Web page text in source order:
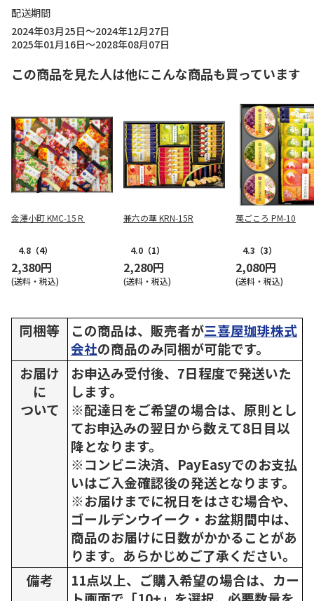
配送期間
2024年03月25日～2024年12月27日
2025年01月16日～2028年08月07日
この商品を見た人は他にこんな商品も買っています
金澤小町 KMC-15Ｒ
4.8 （4）
2,380円
(送料・税込)
兼六の華 KRN-15R
4.0 （1）
2,280円
(送料・税込)
菓ごころ PM-10
4.3 （3）
2,080円
(送料・税込)
同梱等 この商品は、販売者が三喜屋珈琲株式
会社の商品のみ同梱が可能です。
お届け
に
ついて
お申込み受付後、7日程度で発送いた
します。
※配達日をご希望の場合は、原則とし
てお申込みの翌日から数えて8日目以
降となります。
※コンビニ決済、PayEasyでのお支払
いはご入金確認後の発送となります。
※お届けまでに祝日をはさむ場合や、
ゴールデンウイーク・お盆期間中は、
商品のお届けに日数がかかることがあ
ります。あらかじめご了承ください。
備考
11点以上、ご購入希望の場合は、カー